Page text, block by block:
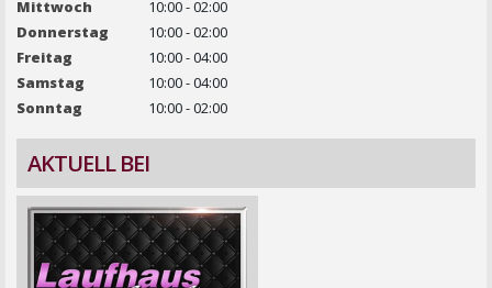
Mittwoch
10:00 - 02:00
Donnerstag
10:00 - 02:00
Freitag
10:00 - 04:00
Samstag
10:00 - 04:00
Sonntag
10:00 - 02:00
AKTUELL BEI